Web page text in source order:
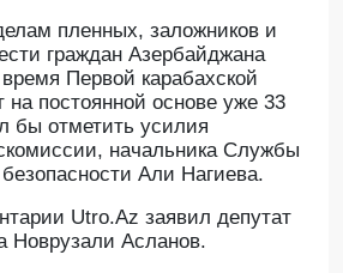
пленных, заложников и
граждан Азербайджана
Первой карабахской
на постоянной основе уже 33
бы отметить усилия
начальника Службы
Али Нагиева.
Utro.Az заявил депутат
Асланов.